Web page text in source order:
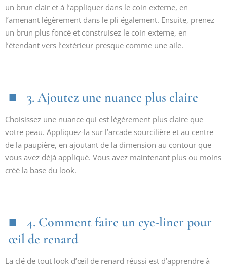
un brun clair et à l’appliquer dans le coin externe, en
l’amenant légèrement dans le pli également. Ensuite, prenez
un brun plus foncé et construisez le coin externe, en
l’étendant vers l’extérieur presque comme une aile.
3. Ajoutez une nuance plus claire
Choisissez une nuance qui est légèrement plus claire que
votre peau. Appliquez-la sur l’arcade sourcilière et au centre
de la paupière, en ajoutant de la dimension au contour que
vous avez déjà appliqué. Vous avez maintenant plus ou moins
créé la base du look.
4. Comment faire un eye-liner pour
œil de renard
La clé de tout look d’œil de renard réussi est d’apprendre à